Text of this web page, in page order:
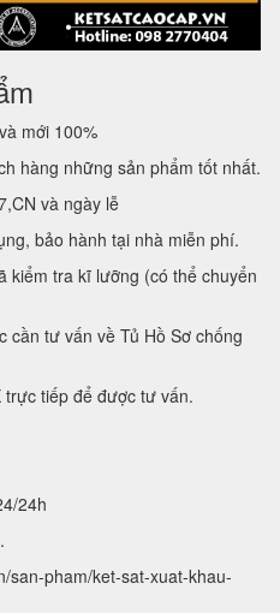
mới 100%
hàng những sản phẩm tốt nhất.
và ngày lễ
bảo hành tại nhà miễn phí.
kiểm tra kĩ lưỡng (có thể chuyển
cần tư vấn về Tủ Hồ Sơ chống
trực tiếp để được tư vấn.
24h
san-pham/ket-sat-xuat-khau-